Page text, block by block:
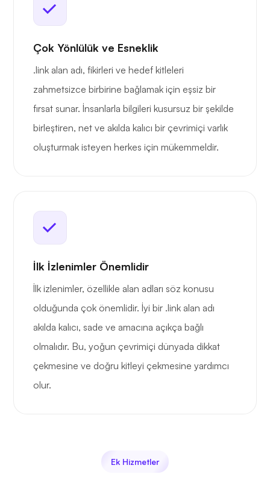
Çok Yönlülük ve Esneklik
.link alan adı, fikirleri ve hedef kitleleri
zahmetsizce birbirine bağlamak için eşsiz bir
fırsat sunar. İnsanlarla bilgileri kusursuz bir şekilde
birleştiren, net ve akılda kalıcı bir çevrimiçi varlık
oluşturmak isteyen herkes için mükemmeldir.
İlk İzlenimler Önemlidir
İlk izlenimler, özellikle alan adları söz konusu
olduğunda çok önemlidir. İyi bir .link alan adı
akılda kalıcı, sade ve amacına açıkça bağlı
olmalıdır. Bu, yoğun çevrimiçi dünyada dikkat
çekmesine ve doğru kitleyi çekmesine yardımcı
olur.
Ek Hizmetler